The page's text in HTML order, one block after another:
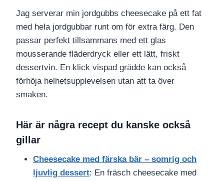
Jag serverar min jordgubbs cheesecake på ett fat
med hela jordgubbar runt om för extra färg. Den
passar perfekt tillsammans med ett glas
mousserande fläderdryck eller ett lätt, friskt
dessertvin. En klick vispad grädde kan också
förhöja helhetsupplevelsen utan att ta över
smaken.
Här är några recept du kanske också
gillar
Cheesecake med färska bär – somrig och
ljuvlig dessert: En fräsch cheesecake med